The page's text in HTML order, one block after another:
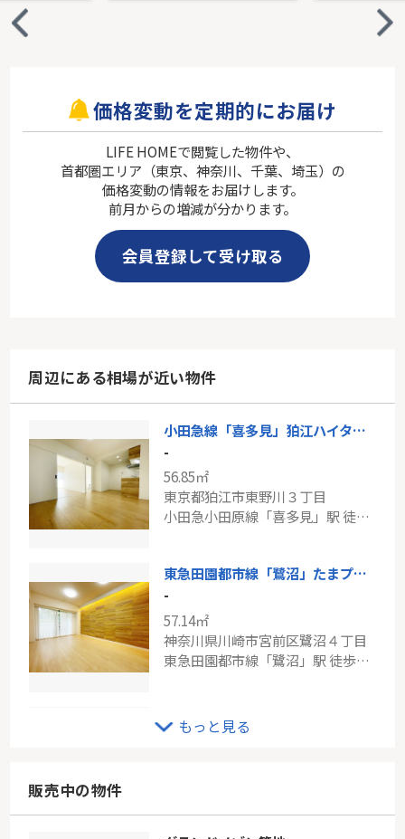
価格変動を定期的にお届け
LIFE HOMEで閲覧した物件や、
首都圏エリア（東京、神奈川、千葉、埼玉）の
価格変動の情報をお届けします。
前月からの増減が分かります。
会員登録して受け取る
周辺にある相場が近い物件
小田急線「喜多見」狛江ハイタウン 1号棟
-
56.85㎡
東京都狛江市東野川３丁目
小田急小田原線「喜多見」駅 徒歩16分
東急田園都市線「鷺沼」たまプラーザ東パーク・ホームズ
-
57.14㎡
神奈川県川崎市宮前区鷺沼４丁目
東急田園都市線「鷺沼」駅 徒歩10分
-
もっと見る
販売中の物件